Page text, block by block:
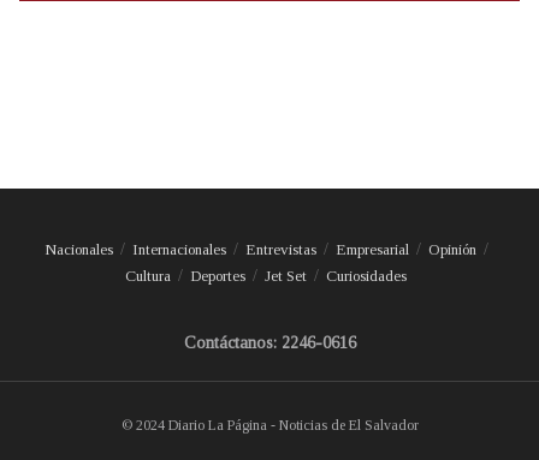
Nacionales Internacionales Entrevistas Empresarial
Opinión
Cultura
Deportes Jet Set Curiosidades
Contáctanos: 2246-0616
© 2024 Diario La Página - Noticias de El Salvador